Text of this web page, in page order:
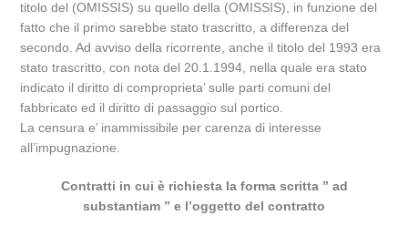
titolo del (OMISSIS) su quello della (OMISSIS), in funzione del
fatto che il primo sarebbe stato trascritto, a differenza del
secondo. Ad avviso della ricorrente, anche il titolo del 1993 era
stato trascritto, con nota del 20.1.1994, nella quale era stato
indicato il diritto di comproprieta’ sulle parti comuni del
fabbricato ed il diritto di passaggio sul portico.
La censura e’ inammissibile per carenza di interesse
all’impugnazione.
Contratti in cui è richiesta la forma scritta ” ad
substantiam ” e l’oggetto del contratto